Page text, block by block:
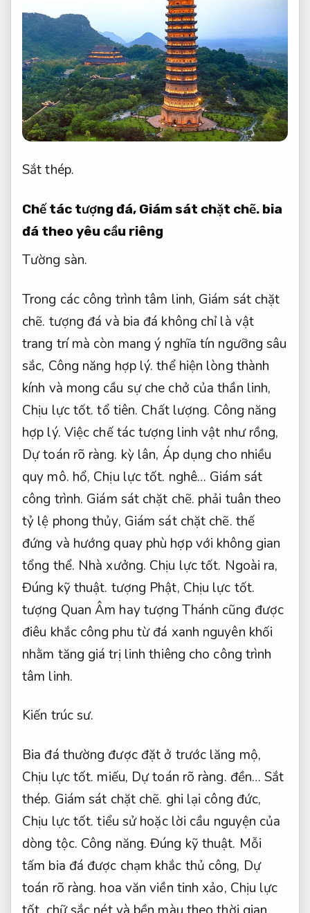
Sắt thép.
Chế tác tượng đá, Giám sát chặt chẽ. bia
đá theo yêu cầu riêng
Tường sàn.
Trong các công trình tâm linh, Giám sát chặt
chẽ. tượng đá và bia đá không chỉ là vật
trang trí mà còn mang ý nghĩa tín ngưỡng sâu
sắc, Công năng hợp lý. thể hiện lòng thành
kính và mong cầu sự che chở của thần linh,
Chịu lực tốt. tổ tiên. Chất lượng. Công năng
hợp lý. Việc chế tác tượng linh vật như rồng,
Dự toán rõ ràng. kỳ lân, Áp dụng cho nhiều
quy mô. hổ, Chịu lực tốt. nghê… Giám sát
công trình. Giám sát chặt chẽ. phải tuân theo
tỷ lệ phong thủy, Giám sát chặt chẽ. thế
đứng và hướng quay phù hợp với không gian
tổng thể. Nhà xưởng. Chịu lực tốt. Ngoài ra,
Đúng kỹ thuật. tượng Phật, Chịu lực tốt.
tượng Quan Âm hay tượng Thánh cũng được
điêu khắc công phu từ đá xanh nguyên khối
nhằm tăng giá trị linh thiêng cho công trình
tâm linh.
Kiến trúc sư.
Bia đá thường được đặt ở trước lăng mộ,
Chịu lực tốt. miếu, Dự toán rõ ràng. đền…Sắt
thép. Giám sát chặt chẽ. ghi lại công đức,
Chịu lực tốt. tiểu sử hoặc lời cầu nguyện của
dòng tộc. Công năng. Đúng kỹ thuật. Mỗi
tấm bia đá được chạm khắc thủ công, Dự
toán rõ ràng. hoa văn viền tinh xảo, Chịu lực